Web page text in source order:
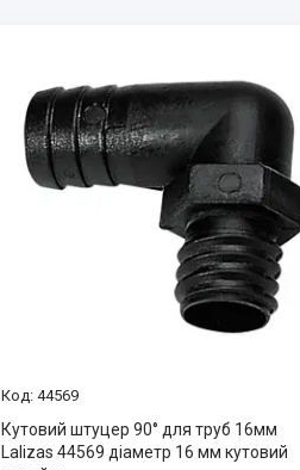
44569
Кутовий штуцер 90° для труб 16мм
Lalizas 44569 діаметр 16 мм кутовий